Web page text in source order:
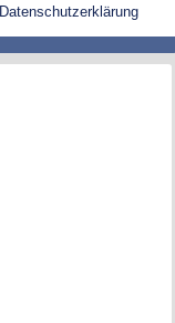
Datenschutzerklärung